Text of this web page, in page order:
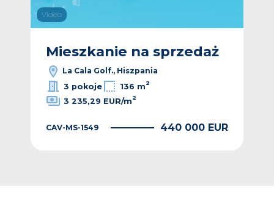
Video
Mieszkanie na sprzedaż
La Cala Golf., Hiszpania
3 pokoje
136 m2
3 235,29 EUR/m2
CAV-MS-1549 440 000 EUR